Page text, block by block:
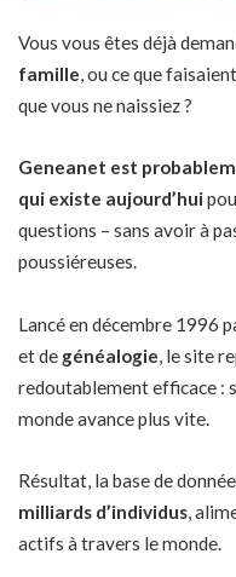
Vous vous êtes déjà
famille, ou ce que
que vous ne naissiez ?
Geneanet est
qui existe aujourd’hui
questions – sans avoir à
poussiéreuses.
Lancé en décembre 1996
et de généalogie, le site
redoutablement efficace :
monde avance plus vite.
Résultat, la base de
milliards d’individus,
actifs à travers le monde.